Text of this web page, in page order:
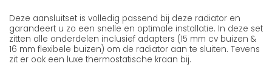
Deze aansluitset is volledig passend bij deze radiator en
garandeert u zo een snelle en optimale installatie. In deze set
zitten alle onderdelen inclusief adapters (15 mm cv buizen &
16 mm flexibele buizen) om de radiator aan te sluiten. Tevens
zit er ook een luxe thermostatische kraan bij.